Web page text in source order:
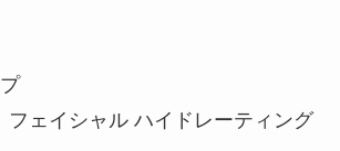
フェイシャル ハイドレーティング